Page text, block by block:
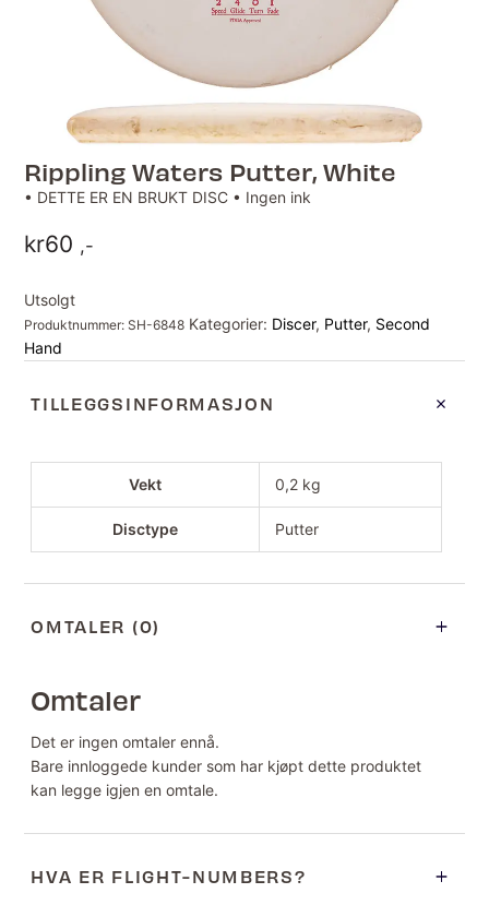
Rippling Waters Putter, White
• DETTE ER EN BRUKT DISC • Ingen ink
kr60 ,-
Utsolgt
Produktnummer:SH-6848 Kategorier: Discer, Putter, Second
Hand
TILLEGGSINFORMASJON
Vekt 0,2 kg
Disctype Putter
OMTALER (0)
Omtaler
Det er ingen omtaler ennå.
Bare innloggede kunder som har kjøpt dette produktet
kan legge igjen en omtale.
HVA ER FLIGHT-NUMBERS?